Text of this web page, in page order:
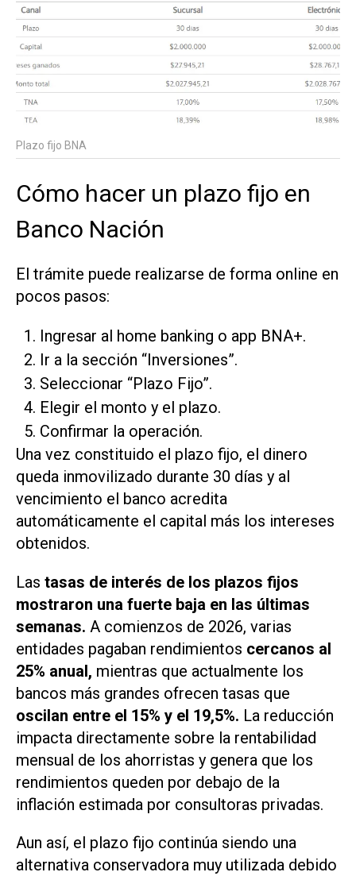
Plazo fijo BNA
Cómo hacer un plazo fijo en
Banco Nación
El trámite puede realizarse de forma online en
pocos pasos:
Ingresar al home banking o app BNA+.
Ir a la sección “Inversiones”.
Seleccionar “Plazo Fijo”.
Elegir el monto y el plazo.
Confirmar la operación.
Una vez constituido el plazo fijo, el dinero
queda inmovilizado durante 30 días y al
vencimiento el banco acredita
automáticamente el capital más los intereses
obtenidos.
Las tasas de interés de los plazos fijos
mostraron una fuerte baja en las últimas
semanas. A comienzos de 2026, varias
entidades pagaban rendimientos cercanos al
25% anual, mientras que actualmente los
bancos más grandes ofrecen tasas que
oscilan entre el 15% y el 19,5%. La reducción
impacta directamente sobre la rentabilidad
mensual de los ahorristas y genera que los
rendimientos queden por debajo de la
inflación estimada por consultoras privadas.
Aun así, el plazo fijo continúa siendo una
alternativa conservadora muy utilizada debido